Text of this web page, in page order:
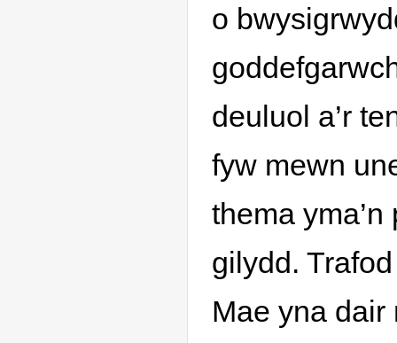
o
deuluol a’r
fyw mewn
thema
gilydd.
Mae yna dair